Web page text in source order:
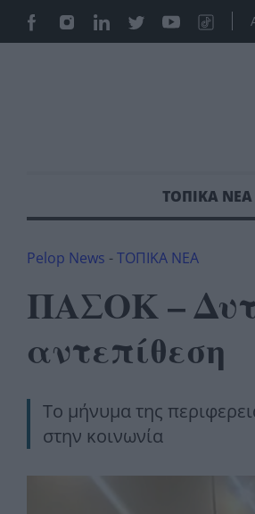
ΤΟΠΙΚΑ ΝΕΑ
Pelop News -ΤΟΠΙΚΑ ΝΕΑ
ΠΑΣΟΚ –
αντεπίθεση
Το μήνυμα της
στην κοινωνία